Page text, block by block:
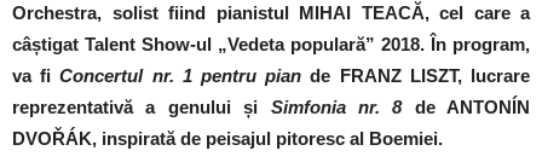
Orchestra, solist fiind pianistul MIHAI TEACĂ, cel care a
câștigat Talent Show-ul „Vedeta populară” 2018. În program,
va fiConcertul nr. 1 pentru pian de FRANZ LISZT, lucrare
reprezentativă a genului și Simfonia nr. 8de ANTONÍN
DVOŘÁK, inspirată de peisajul pitoresc al Boemiei.